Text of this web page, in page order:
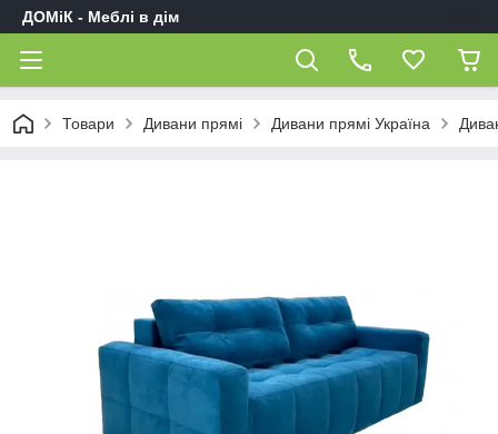
ДОМіК - Меблі в дім
Товари Дивани прямі Дивани прямі Україна